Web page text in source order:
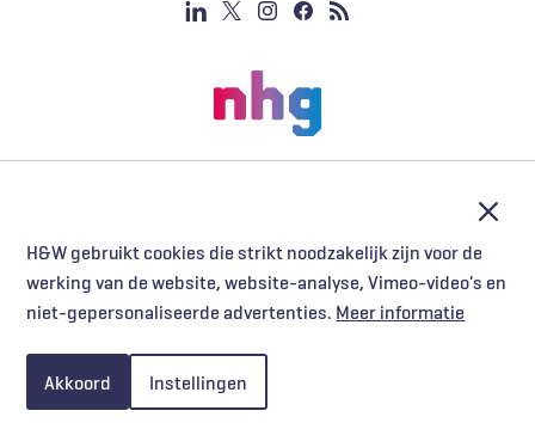
H&W gebruikt cookies die strikt noodzakelijk zijn voor de
werking van de website, website-analyse, Vimeo-video's en
niet-gepersonaliseerde advertenties. Meer informatie
Akkoord Instellingen